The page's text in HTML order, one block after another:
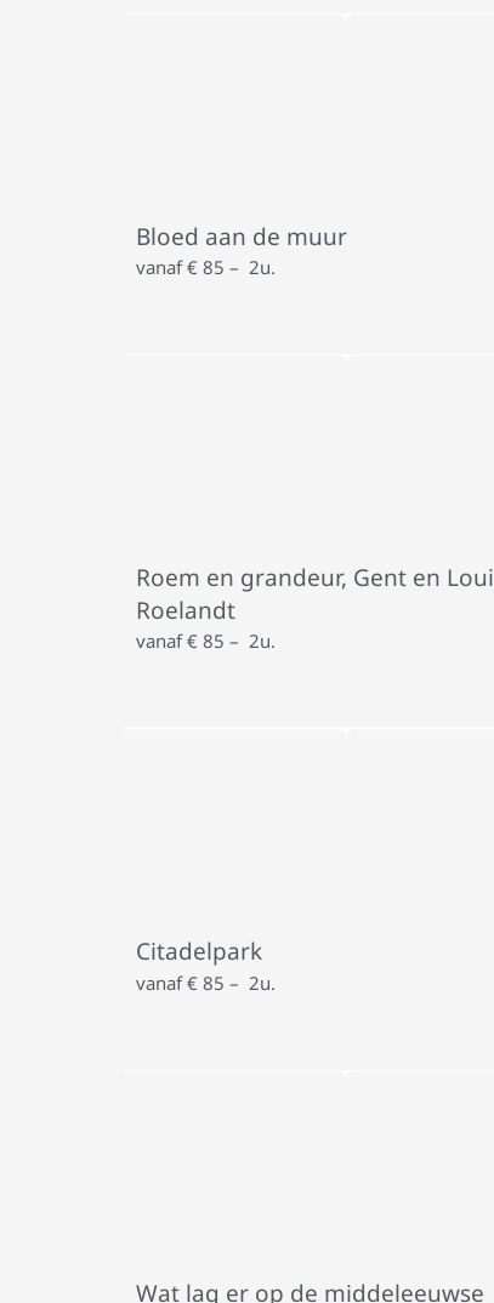
Bloed aan de muur
vanaf € 85 – 2u.
Roem en grandeur, Gent en
Roelandt
vanaf € 85 – 2u.
Citadelpark
vanaf € 85 – 2u.
Wat lag er op de middeleeuwse